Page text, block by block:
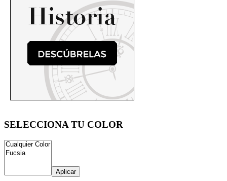
SELECCIONA TU COLOR
Aplicar